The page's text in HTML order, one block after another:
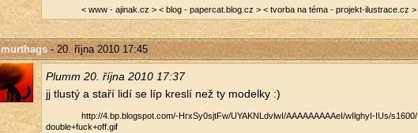
< www - ajinak.​cz > < blog - papercat.​blog.​cz > < tvor­ba na téma - projekt-ilustrace.​cz >
murthags- 20. října 2010 17:45
Plumm 20. října 2010 17:37
jj tlus­tý a staří lidí se líp kres­lí než ty mo­del­ky :)
http://​4.​bp.​blogspot.​com/​-HrxSy0sjtFw/​UYAKNLdvlwI/​AAAAAAAAAeI/​wIlghyI-IUs/​s1600/​
double+fuck+off.​gif